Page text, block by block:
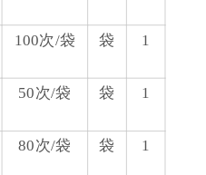
100次/袋 袋 1
50次/袋 袋 1
80次/袋 袋 1